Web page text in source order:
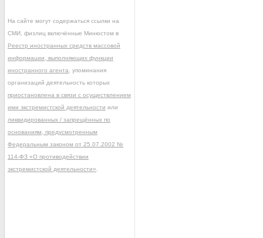
На сайте могут содержаться ссылки на
СМИ, физлиц включённые Минюстом в
Реестр иностранных средств массовой
информации, выполняющих функции
иностранного агента , упоминания
организаций деятельность которых
приостановлена в связи с осуществлением
ими экстремистской деятельности или
ликвидированных / запрещённых по
основаниям, предусмотренным
Федеральным законом от 25.07.2002 №
114-ФЗ «О противодействии
экстремистской деятельности»